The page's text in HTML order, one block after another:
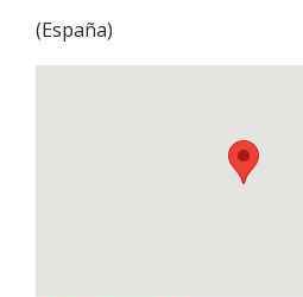
(España)